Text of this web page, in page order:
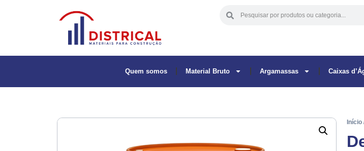
Quem somos Material Bruto Argamassas Caixas
Início